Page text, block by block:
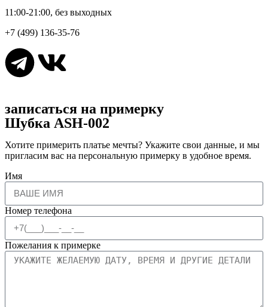
11:00-21:00, без выходных
+7 (499) 136-35-76
записаться на примерку
Шубка ASH-002
Хотите примерить платье мечты? Укажите свои данные, и мы
пригласим вас на персональную примерку в удобное время.
Имя
Номер телефона
Пожелания к примерке